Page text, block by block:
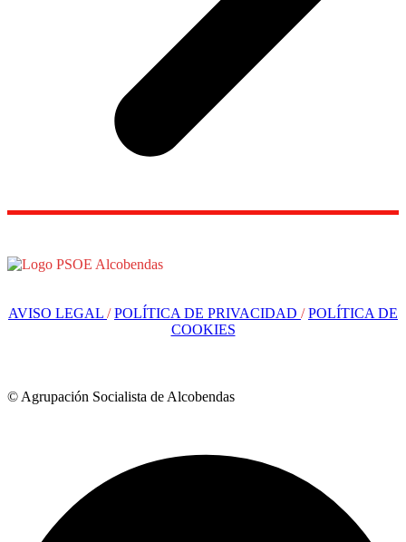
AVISO LEGAL /POLÍTICA DE PRIVACIDAD /POLÍTICA DE
COOKIES
© Agrupación Socialista de Alcobendas